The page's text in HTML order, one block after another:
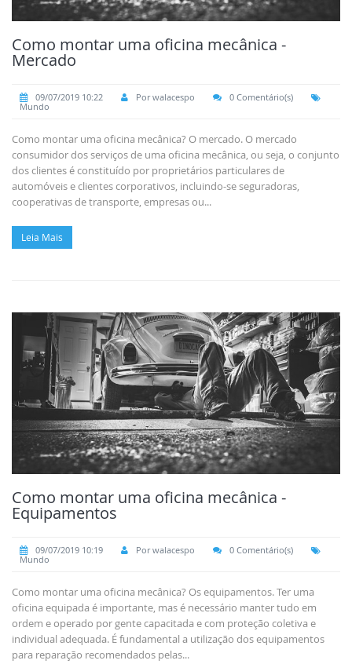
Como montar uma oficina mecânica -
Mercado
09/07/2019 10:22 Por walacespo
0 Comentário(s)
Mundo
Como montar uma oficina mecânica? O mercado. O mercado
consumidor dos serviços de uma oficina mecânica, ou seja, o conjunto
dos clientes é constituído por proprietários particulares de
automóveis e clientes corporativos, incluindo-se seguradoras,
cooperativas de transporte, empresas ou...
Leia Mais
Como montar uma oficina mecânica -
Equipamentos
09/07/2019 10:19 Por walacespo
0 Comentário(s)
Mundo
Como montar uma oficina mecânica? Os equipamentos. Ter uma
oficina equipada é importante, mas é necessário manter tudo em
ordem e operado por gente capacitada e com proteção coletiva e
individual adequada. É fundamental a utilização dos equipamentos
para reparação recomendados pelas...